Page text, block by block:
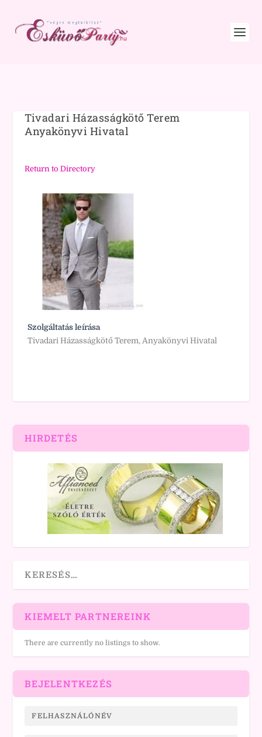
Tivadari Házasságkötő Terem
Anyakönyvi Hivatal
Return to Directory
Szolgáltatás leírása
Tivadari Házasságkötő Terem, Anyakönyvi Hivatal
HIRDETÉS
KIEMELT PARTNEREINK
There are currently no listings to show.
BEJELENTKEZÉS